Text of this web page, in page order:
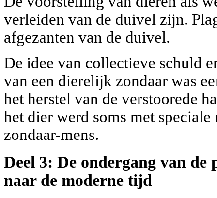
verleiden van de duivel zijn.
afgezanten van de duivel.
De idee van collectieve schuld
van een dierelijk zondaar was
het herstel van de verstoorede
het dier werd soms met
zondaar-mens.
Deel 3: De ondergang van
naar de moderne tijd